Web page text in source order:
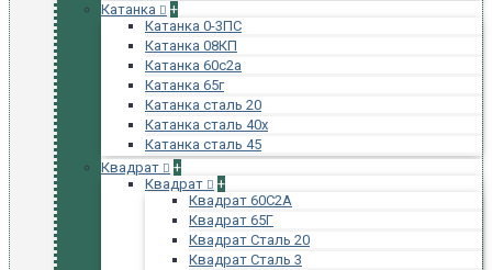
Катанка
+
Катанка 0-3ПС
Катанка 08КП
Катанка 60с2а
Катанка 65г
Катанка сталь 20
Катанка сталь 40х
Катанка сталь 45
Квадрат
+
Квадрат
+
Квадрат 60С2А
Квадрат 65Г
Квадрат Сталь 20
Квадрат Сталь 3